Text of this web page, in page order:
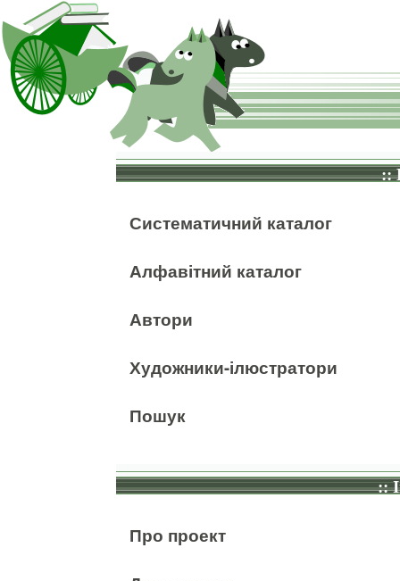
::
Систематичний каталог
Алфавітний каталог
Автори
Художники-ілюстратори
Пошук
::
Про проект